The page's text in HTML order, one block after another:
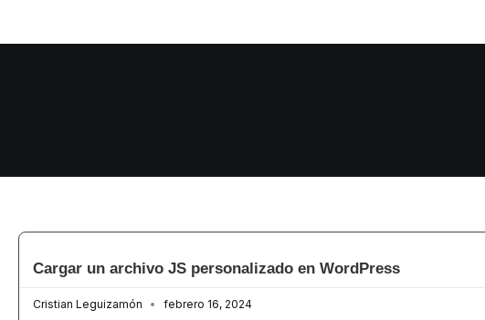
Cargar un archivo JS personalizado en WordPress
Cristian Leguizamón febrero 16, 2024